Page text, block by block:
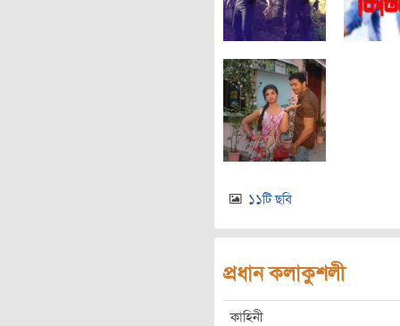
১১টি ছবি
প্রধান কলাকুশলী
কাহিনী